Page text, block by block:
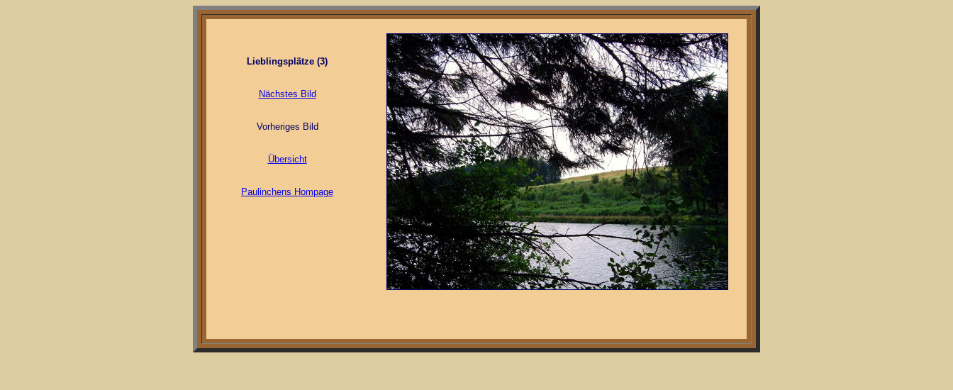
Lieblingsplätze (3)
Nächstes Bild
Vorheriges Bild
Übersicht
Paulinchens Hompage